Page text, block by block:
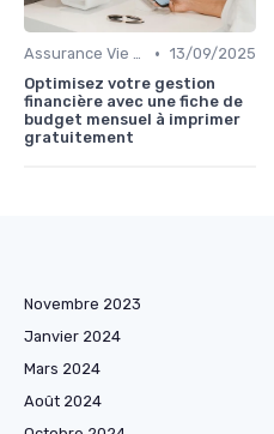
Assurance Vie et Épargne • 13/09/2025
Optimisez votre gestion
financière avec une fiche de
budget mensuel à imprimer
gratuitement
Novembre 2023
Janvier 2024
Mars 2024
Août 2024